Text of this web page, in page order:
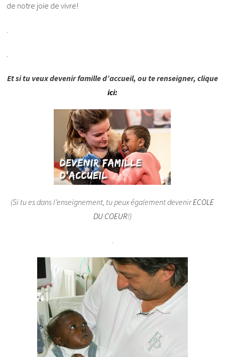
de notre joie de vivre!
.
.
Et si tu veux devenir famille d’accueil, ou te renseigner, clique
ici:
(Si tu es dans l’enseignement, tu peux également devenirECOLE
DU COEUR!)
.